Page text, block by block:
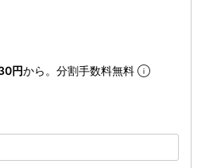
円から。分割手数料無料